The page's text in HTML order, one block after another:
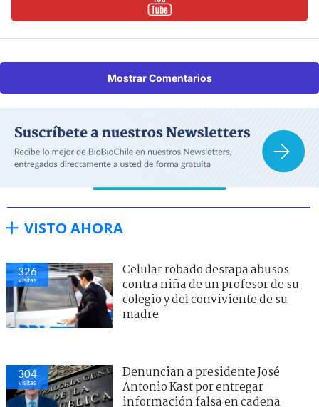
Mostrar Comentarios
VISTO AHORA
326
visitas
Celular robado destapa abusos
contra niña de un profesor de su
colegio y del conviviente de su
madre
304
visitas
Denuncian a presidente José
Antonio Kast por entregar
información falsa en cadena